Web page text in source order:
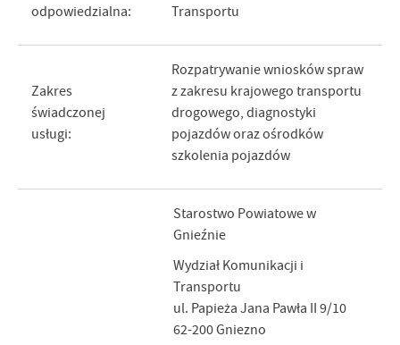
odpowiedzialna:
Transportu
Zakres
świadczonej
usługi:
Rozpatrywanie wniosków spraw
z zakresu krajowego transportu
drogowego, diagnostyki
pojazdów oraz ośrodków
szkolenia pojazdów
Starostwo Powiatowe w
Gnieźnie
Wydział Komunikacji i
Transportu
ul. Papieża Jana Pawła II 9/10
62-200 Gniezno